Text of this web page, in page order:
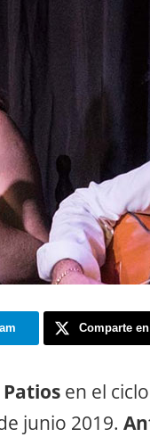
Comparte
Patios en el
junio 2019.